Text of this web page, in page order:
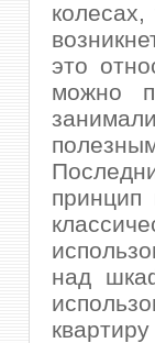
это
можно
принцип
над